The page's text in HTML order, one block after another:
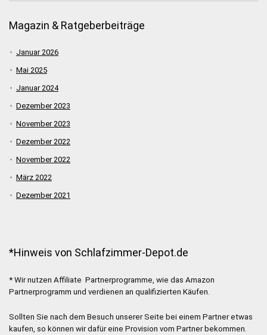
Magazin & Ratgeberbeiträge
Januar 2026
Mai 2025
Januar 2024
Dezember 2023
November 2023
Dezember 2022
November 2022
März 2022
Dezember 2021
*Hinweis von Schlafzimmer-Depot.de
* Wir nutzen Affiliate Partnerprogramme, wie das Amazon
Partnerprogramm und verdienen an qualifizierten Käufen.
Sollten Sie nach dem Besuch unserer Seite bei einem Partner etwas
kaufen, so können wir dafür eine Provision vom Partner bekommen.